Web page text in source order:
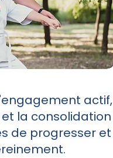
actif,
la consolidation
de progresser et